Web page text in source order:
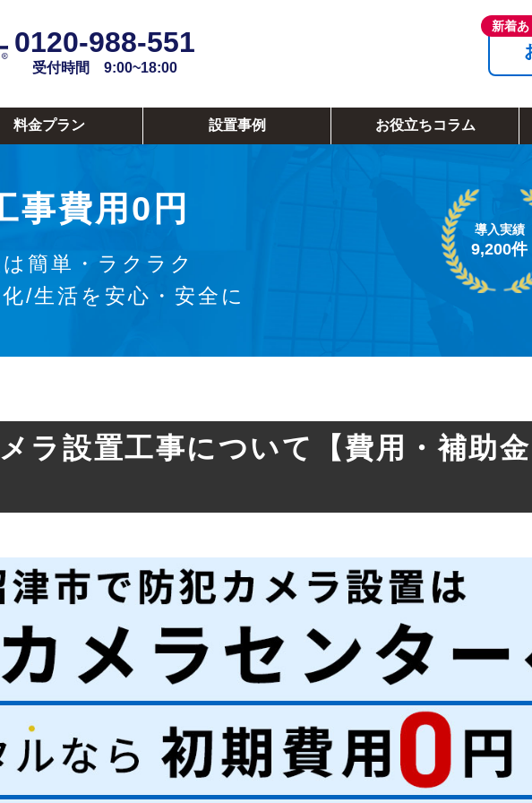
0120-988-551
受付時間 9:00~18:00
料金プラン 設置事例 お役立ちコラム
事費用0円
簡単・ラクラク
/生活を安心・安全に
導入実績
9,200件
ラ設置工事について
【費用・補助